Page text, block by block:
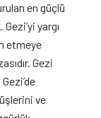
en güçlü
yargı
etmeye
Gezi
ve